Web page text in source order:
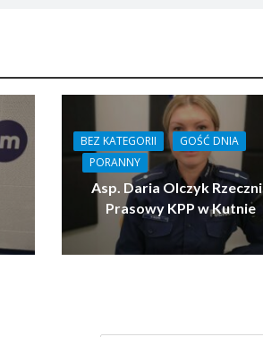
BEZ KATEGORII
GOŚĆ DNIA
PORANNY
Asp. Daria Olczyk
Prasowy KPP w Kutnie